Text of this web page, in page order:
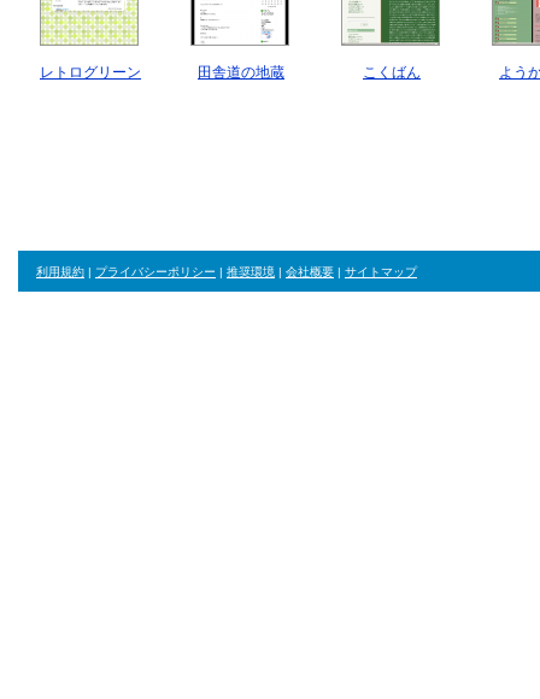
レトログリーン 田舎道の地蔵 こくばん よう
利用規約 | プライバシーポリシー | 推奨環境 | 会社概要 | サイトマップ